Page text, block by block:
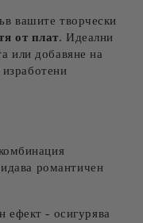
вашите творчески
от плат. Идеални
или добавяне на
романтичен
ефект - осигурява